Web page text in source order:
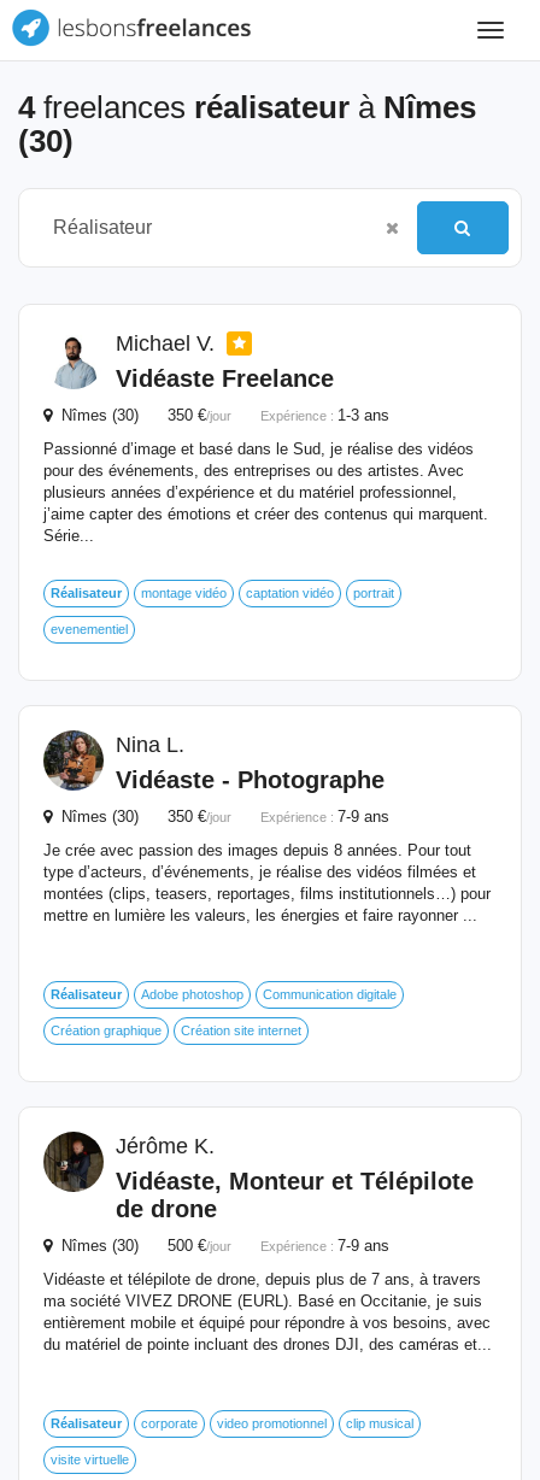
Toggle
4freelances réalisateur à Nîmes
(30)
Michael V.
Vidéaste Freelance
Nîmes (30) 350 €/jour Expérience : 1-3 ans
Passionné d’image et basé dans le Sud, je réalise des vidéos
pour des événements, des entreprises ou des artistes. Avec
plusieurs années d’expérience et du matériel professionnel,
j’aime capter des émotions et créer des contenus qui marquent.
Série...
Réalisateur montage vidéo captation vidéo portrait
evenementiel
Nina L.
Vidéaste - Photographe
Nîmes (30) 350 €/jour Expérience : 7-9 ans
Je crée avec passion des images depuis 8 années. Pour tout
type d’acteurs, d’événements, je réalise des vidéos filmées et
montées (clips, teasers, reportages, films institutionnels…) pour
mettre en lumière les valeurs, les énergies et faire rayonner ...
Réalisateur Adobe photoshop Communication digitale
Création graphique Création site internet
Jérôme K.
Vidéaste, Monteur et Télépilote
de drone
Nîmes (30) 500 €/jour Expérience : 7-9 ans
Vidéaste et télépilote de drone, depuis plus de 7 ans, à travers
ma société VIVEZ DRONE (EURL). Basé en Occitanie, je suis
entièrement mobile et équipé pour répondre à vos besoins, avec
du matériel de pointe incluant des drones DJI, des caméras et...
Réalisateur corporate video promotionnel clip musical
visite virtuelle